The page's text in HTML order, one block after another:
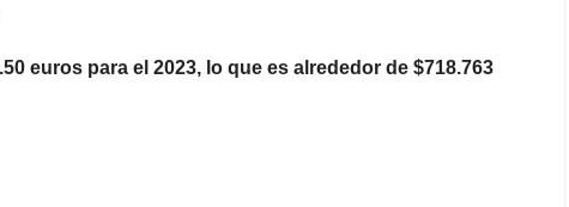
euros para el 2023, lo que es alrededor de $718.763